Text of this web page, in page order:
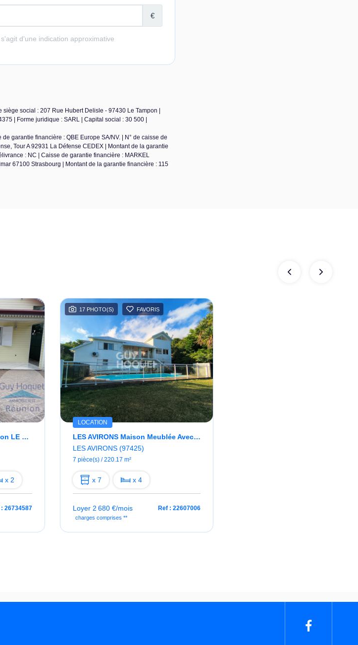
social : 207 Rue Hubert Delisle - 97430 Le Tampon |
| Forme juridique : SARL | Capital social : 30 500 |
garantie financière : QBE Europe SA/NV. | N° de caisse de
Tour A 92931 La Défense CEDEX | Montant de la garantie
: NC | Caisse de garantie financière : MARKEL
67100 Strasbourg | Montant de la garantie financière : 115
APPARTEMENT Bas De Maison LE TAMPON - 3 Pièce(s) - 58 M2
x 2
26734587
17 PHOTO(S) FAVORIS
LOCATION
LES AVIRONS Maison Meublée Avec Piscine
LES AVIRONS (97425)
7 pièce(s) / 220.17 m²
x 7 x 4
Loyer 2 680 €/mois
charges comprises **
Ref : 22607006